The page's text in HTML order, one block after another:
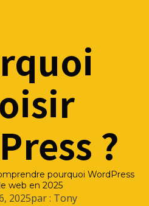
?
pourquoi WordPress
web en 2025
2025par : Tony